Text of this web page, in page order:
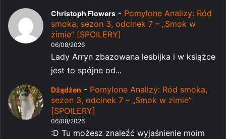
Christoph Flowers - Pomylone Analizy: Ród
smoka, sezon 3, odcinek 7 – „Smok w
zimie” [SPOILERY]
06/08/2026
Lady Arryn zbazowana lesbijka i w książce
jest to spójne od...
Dżądżen - Pomylone Analizy: Ród smoka,
sezon 3, odcinek 7 – „Smok w zimie”
[SPOILERY]
06/08/2026
:D Tu możesz znaleźć wyjaśnienie moim